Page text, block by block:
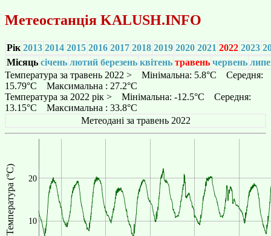
Метеостанція KALUSH.INFO
Рік 2013 2014 2015 2016 2017 2018 2019 2020 2021 2022 2023
Місяць січень лютий березень квітень травень червень
Температура за травень 2022 > Мінімальна: 5.8°C Середня:
15.79°C Максимальна : 27.2°C
Температура за 2022 рік > Мінімальна: -12.5°C Середня:
13.15°C Максимальна : 33.8°C
Метеодані за травень 2022
Температура (°C) 10
20